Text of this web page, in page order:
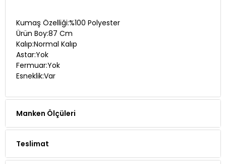
Ürün Boy:87 Cm
Kalıp:Normal Kalıp
Astar:Yok
Fermuar:Yok
Esneklik:Var
Manken Ölçüleri
Teslimat
Ödeme